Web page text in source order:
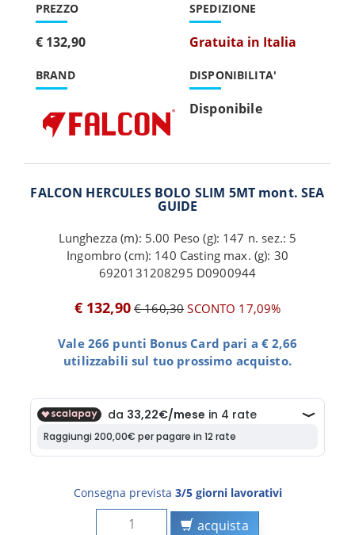
PREZZO
€ 132,90
BRAND
SPEDIZIONE
Gratuita in Italia
DISPONIBILITA'
Disponibile
FALCON HERCULES BOLO SLIM 5MT mont. SEA
GUIDE
Lunghezza (m): 5.00 Peso (g): 147 n. sez.: 5
Ingombro (cm): 140 Casting max. (g): 30
6920131208295 D0900944
€ 132,90 € 160,30SCONTO 17,09%
Vale 266 punti Bonus Card pari a € 2,66
utilizzabili sul tuo prossimo acquisto.
Consegna prevista 3/5 giorni lavorativi
acquista